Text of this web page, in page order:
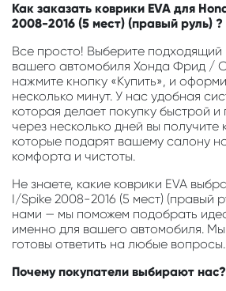
Как заказать коврики EVA для
2008-2016 (5 мест) (правый руль) ?
Все просто! Выберите подходящий
вашего автомобиля Хонда Фрид /
нажмите кнопку «Купить», и
несколько минут. У нас удобная
которая делает покупку быстрой и
через несколько дней вы получите
которые подарят вашему салону
комфорта и чистоты.
Не знаете, какие коврики EVA
I/Spike 2008-2016 (5 мест) (правый
нами — мы поможем подобрать
именно для вашего автомобиля. Мы
готовы ответить на любые вопросы.
Почему покупатели выбирают нас?